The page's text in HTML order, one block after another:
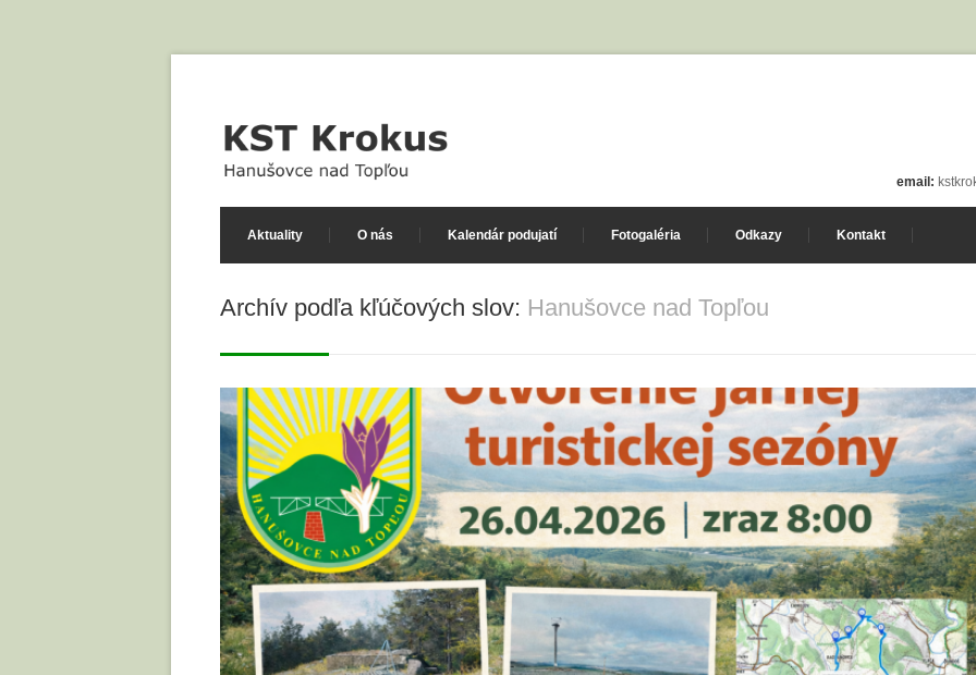
email:
Aktuality O nás Kalendár podujatí Fotogaléria Odkazy Kontakt
Archív podľa kľúčových slov: Hanušovce nad Topľou